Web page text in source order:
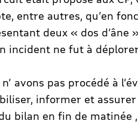
entre autres, qu’en
deux « dos d’âne
incident ne fut à
n’ avons pas procédé à
informer et assurer
bilan en fin de matinée